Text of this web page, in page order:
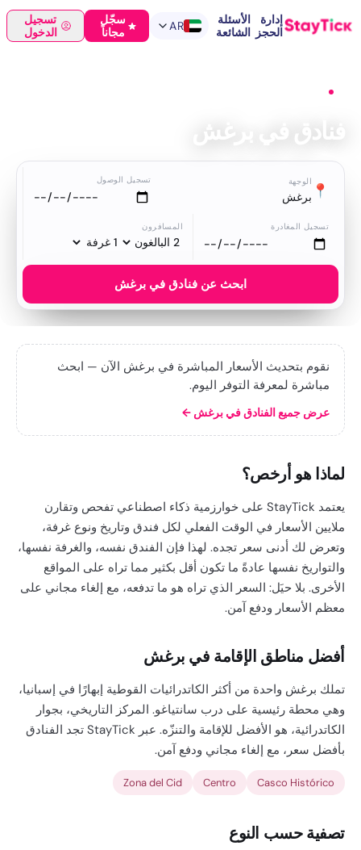
إدارة
الحجز
الأسئلة
الشائعة
AR
سجّل
مجاناً
تسجيل
الدخول
فنادق في برغش
📍 الوجهة
برغش
تسجيل الوصول
تسجيل المغادرة المسافرون
ابحث عن فنادق في برغش
نقوم بتحديث الأسعار المباشرة في برغش الآن — ابحث
مباشرة لمعرفة التوفر اليوم.
عرض جميع الفنادق في برغش ←
لماذا هو أرخص؟
يعتمد StayTick على خوارزمية ذكاء اصطناعي تفحص وتقارن
ملايين الأسعار في الوقت الفعلي لكل فندق وتاريخ ونوع غرفة،
وتعرض لك أدنى سعر تجده. لهذا فإن الفندق نفسه، والغرفة نفسها،
والتواريخ نفسها عادةً ما تكون أقل بكثير مما تراه على المواقع
الأخرى. بلا حيَل: السعر الذي تراه هو ما تدفعه، مع إلغاء مجاني على
معظم الأسعار ودفع آمن.
أفضل مناطق الإقامة في برغش
تملك برغش واحدة من أكثر الكاتدرائيات القوطية إبهارًا في إسبانيا،
وهي محطة رئيسية على درب سانتياغو. المركز التاريخي، بجوار
الكاتدرائية، هو الأفضل للإقامة والتنزّه. عبر StayTick تجد الفنادق
بأفضل سعر، مع إلغاء مجاني ودفع آمن.
Casco Histórico
Centro
Zona del Cid
تصفية حسب النوع